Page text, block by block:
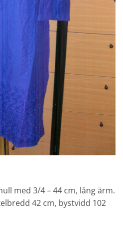
med 3/4 – 44 cm, lång ärm.
42 cm, bystvidd 102